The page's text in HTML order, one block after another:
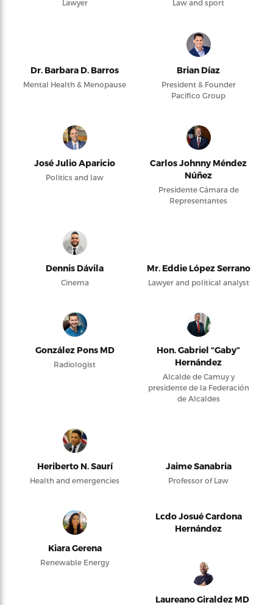
Lawyer Law and sport
Dr. Barbara D. Barros
Mental Health & Menopause
Brian Díaz
President & Founder
Pacifico Group
José Julio Aparicio
Politics and law
Carlos Johnny Méndez
Núñez
Presidente Cámara de
Representantes
Dennis Dávila
Cinema
Mr. Eddie López Serrano
Lawyer and political analyst
González Pons MD
Radiologist
Hon. Gabriel “Gaby”
Hernández
Alcalde de Camuy y
presidente de la Federación
de Alcaldes
Heriberto N. Saurí
Health and emergencies
Jaime Sanabria
Professor of Law
Kiara Gerena
Renewable Energy
Lcdo Josué Cardona
Hernández
Laureano Giraldez MD